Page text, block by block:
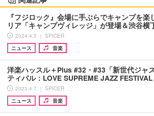
『フジロック』会場に手ぶらでキャンプを楽
リア「キャンプヴィレッジ」が登場＆渋谷
2024.4.5 ｜ SPICER
ニュース
音楽
洋楽ハッスル＋Plus #32・#33「新世代ジャ
ティバル：LOVE SUPREME JAZZ
2023.4.7 ｜ SPICER
ニュース
音楽